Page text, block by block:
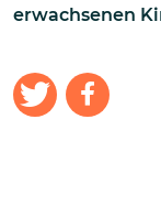
erwachsenen